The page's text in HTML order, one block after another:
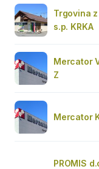
Trgovina
s.p. KRKA
Mercator
Z
Mercator
PROMIS